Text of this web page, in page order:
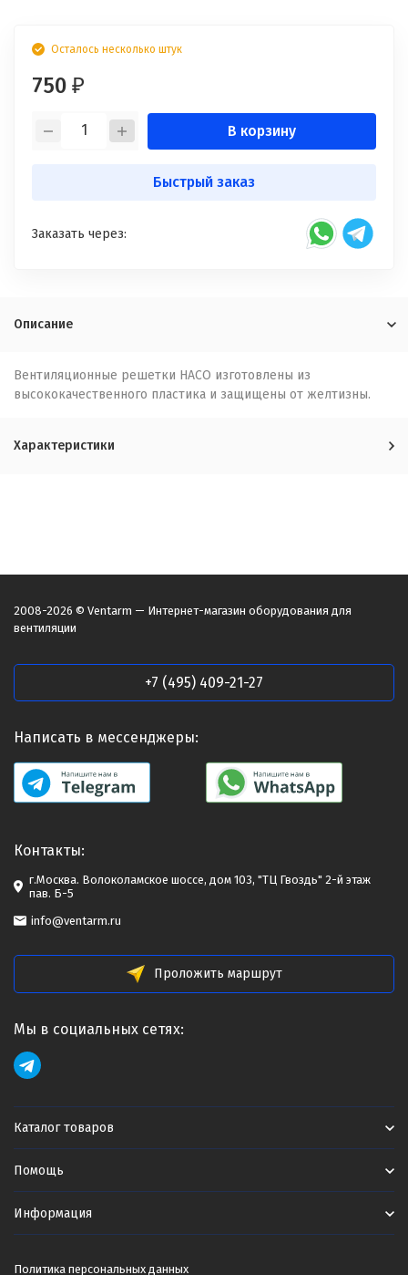
Осталось несколько штук
750 ₽
В корзину
Быстрый заказ
Заказать через:
Описание
Вентиляционные решетки HACO изготовлены из
высококачественного пластика и защищены от желтизны.
Характеристики
2008-2026 © Ventarm — Интернет-магазин оборудования для
вентиляции
+7 (495) 409-21-27
Написать в мессенджеры:
Контакты:
г.Москва. Волоколамское шоссе, дом 103, "ТЦ Гвоздь" 2-й этаж
пав. Б-5
info@ventarm.ru
Проложить маршрут
Мы в социальных сетях:
Каталог товаров
Помощь
Информация
Политика персональных данных